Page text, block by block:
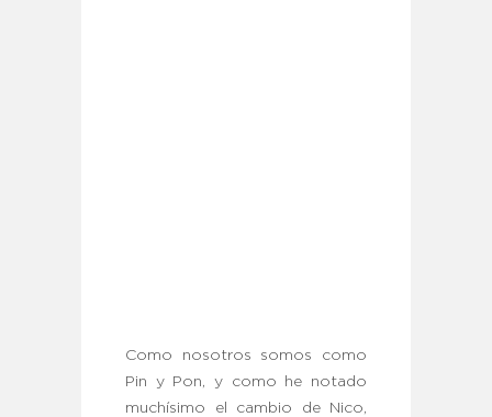
Como nosotros somos como
Pin y Pon, y como he notado
muchísimo el cambio de Nico,